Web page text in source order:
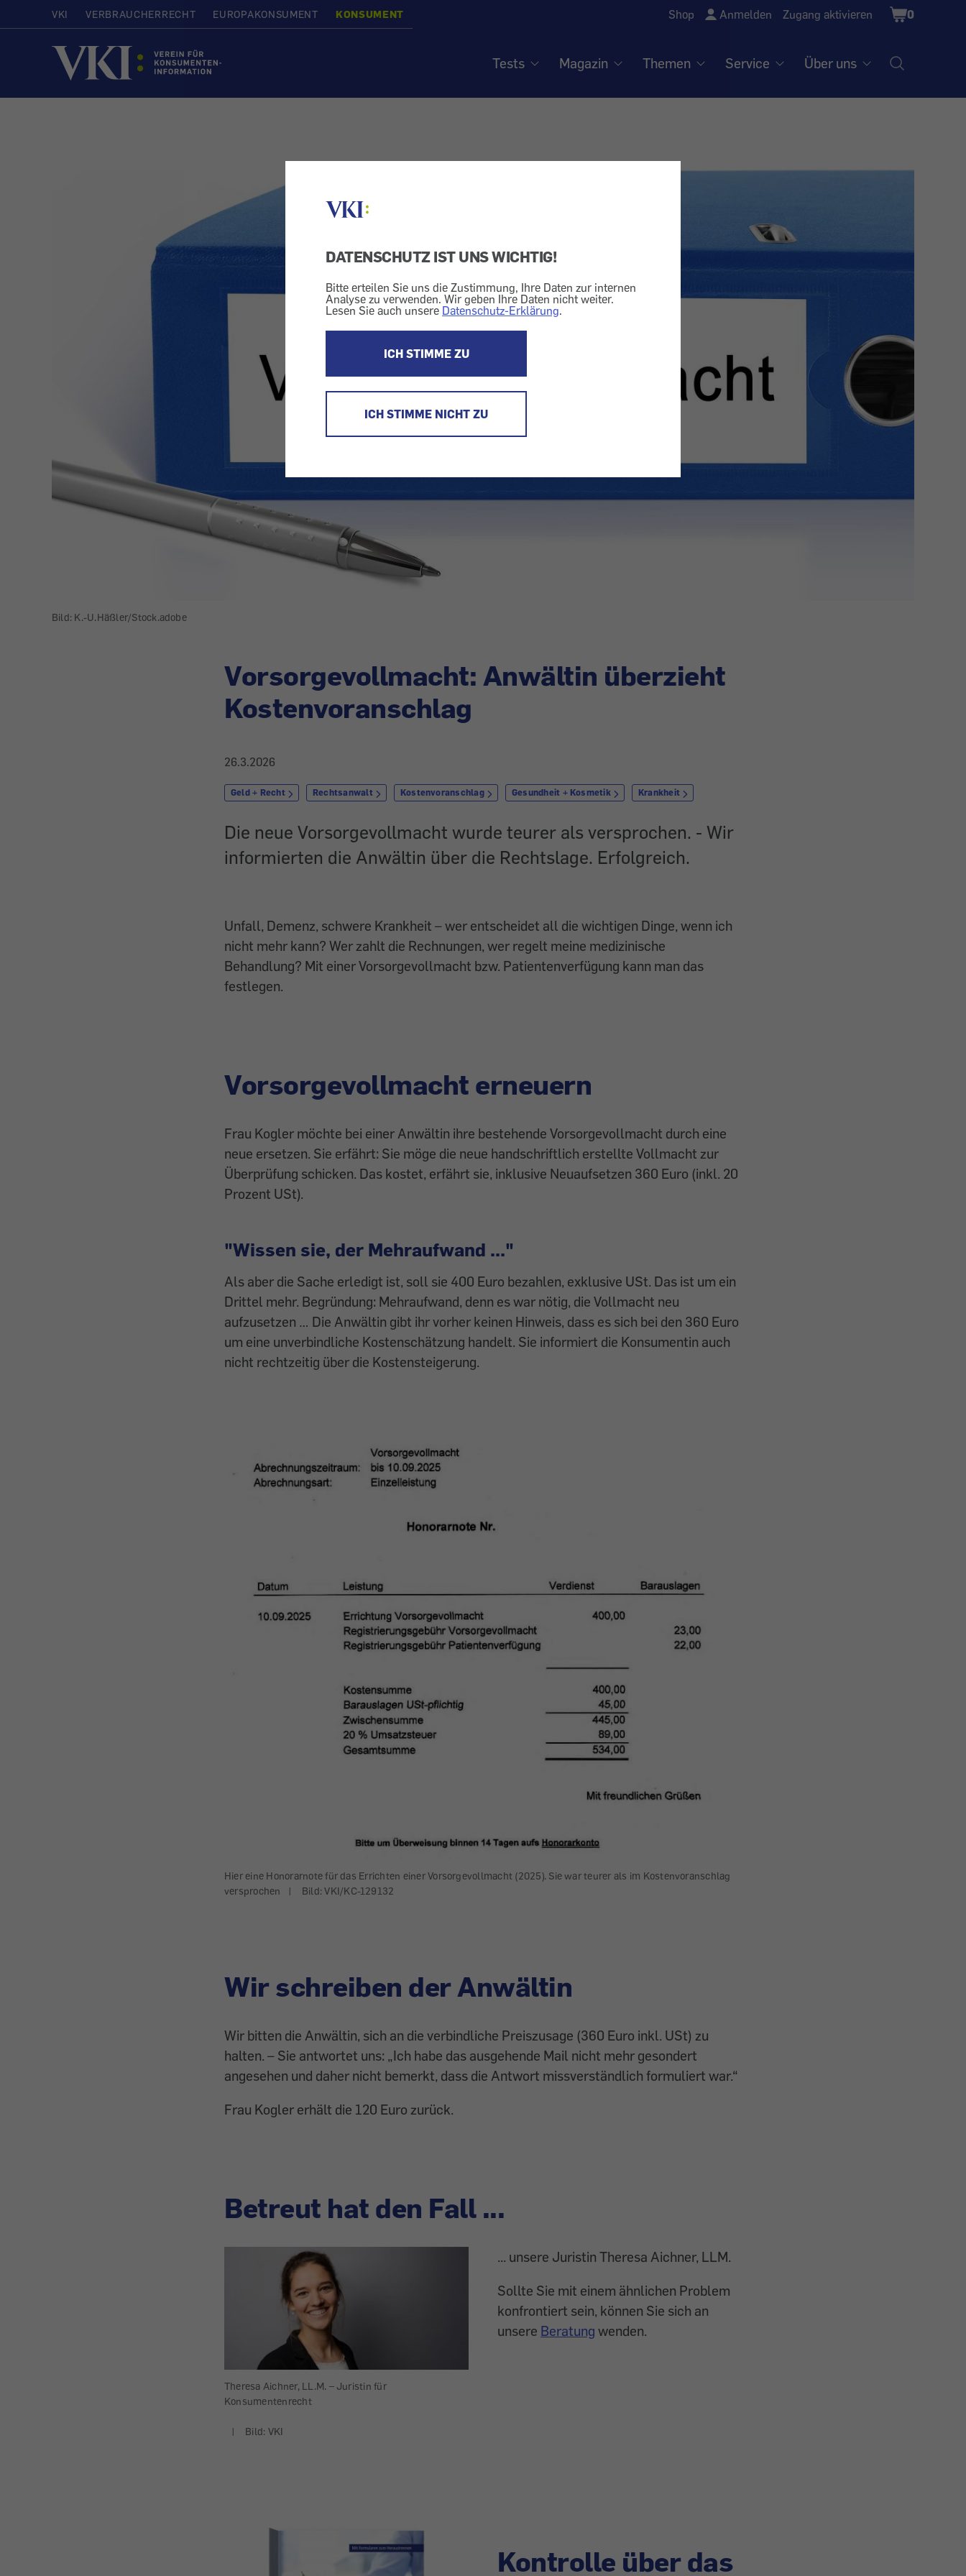
DATENSCHUTZ IST UNS WICHTIG!
Bitte erteilen Sie uns die Zustimmung, Ihre Daten zur internen
Analyse zu verwenden. Wir geben Ihre Daten nicht weiter.
Lesen Sie auch unsere Datenschutz-Erklärung.
ICH STIMME ZU
ICH STIMME NICHT ZU
VKI VERBRAUCHERRECHT EUROPAKONSUMENT KONSUMENT Shop Anmelden Zugang aktivieren
Shopping
Cart
0
Startseite
Tests Magazin Themen Service Über uns
Bild: K.-U.Häßler/Stock.adobe
Vorsorgevollmacht: Anwältin überzieht
Kostenvoranschlag
26.3.2026
Geld + Recht Rechtsanwalt Kostenvoranschlag Gesundheit + Kosmetik Krankheit
Die neue Vorsorgevollmacht wurde teurer als versprochen. - Wir
informierten die Anwältin über die Rechtslage. Erfolgreich.
Unfall, Demenz, schwere Krankheit – wer entscheidet all die wichtigen Dinge, wenn ich
nicht mehr kann? Wer zahlt die Rechnungen, wer regelt meine medizinische
Behandlung? Mit einer Vorsorgevollmacht bzw. Patientenverfügung kann man das
festlegen.
Vorsorgevollmacht erneuern
Frau Kogler möchte bei einer Anwältin ihre bestehende Vorsorgevollmacht durch eine
neue ersetzen. Sie erfährt: Sie möge die neue handschriftlich erstellte Vollmacht zur
Überprüfung schicken. Das kostet, erfährt sie, inklusive Neuaufsetzen 360 Euro (inkl. 20
Prozent USt).
"Wissen sie, der Mehraufwand ..."
Als aber die Sache erledigt ist, soll sie 400 Euro bezahlen, exklusive USt. Das ist um ein
Drittel mehr. Begründung: Mehraufwand, denn es war nötig, die Vollmacht neu
aufzusetzen … Die Anwältin gibt ihr vorher keinen Hinweis, dass es sich bei den 360 Euro
um eine unverbindliche Kostenschätzung handelt. Sie informiert die Konsumentin auch
nicht rechtzeitig über die Kostensteigerung.
Hier eine Honorarnote für das Errichten einer Vorsorgevollmacht (2025). Sie war teurer als im Kostenvoranschlag
versprochen
| Bild: VKI/KC-129132
Wir schreiben der Anwältin
Wir bitten die Anwältin, sich an die verbindliche Preiszusage (360 Euro inkl. USt) zu
halten. – Sie antwortet uns: „Ich habe das ausgehende Mail nicht mehr gesondert
angesehen und daher nicht bemerkt, dass die Antwort missverständlich formuliert war.“
Frau Kogler erhält die 120 Euro zurück.
Betreut hat den Fall ...
Theresa Aichner, LL.M. – Juristin für
Konsumentenrecht
| Bild: VKI
... unsere Juristin Theresa Aichner, LLM.
Sollte Sie mit einem ähnlichen Problem
konfrontiert sein, können Sie sich an
unsere Beratung wenden.
Kontrolle über das